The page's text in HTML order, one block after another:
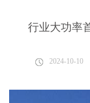
行业大功率
2024-10-10